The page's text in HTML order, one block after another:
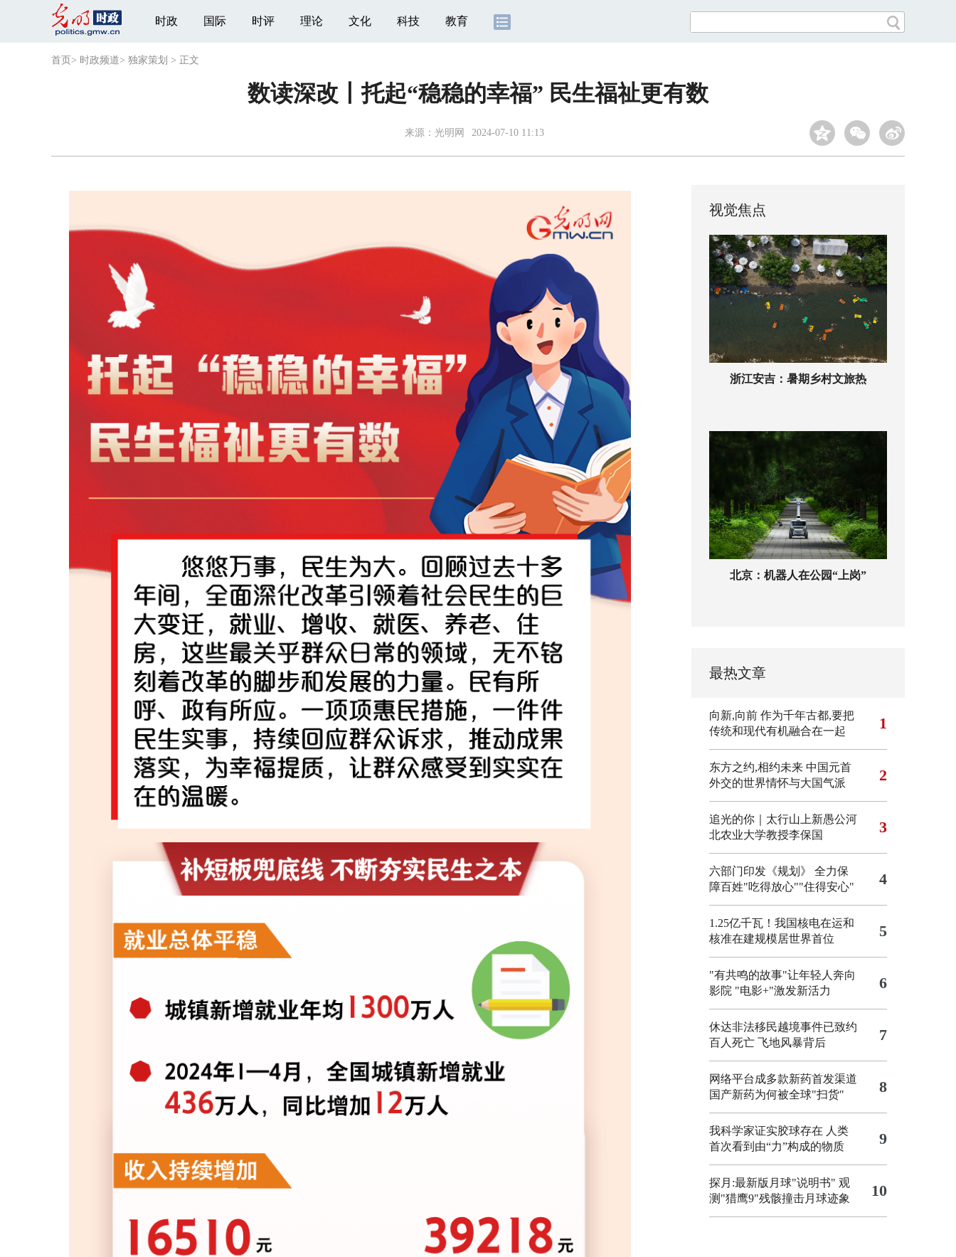
时政 国际 时评 理论 文化 科技 教育
首页 > 时政频道> 独家策划 > 正文
数读深改丨托起“稳稳的幸福” 民生福祉更有数
来源： 光明网 2024-07-10 11:13
视觉焦点
浙江安吉：暑期乡村文旅热
北京：机器人在公园“上岗”
最热文章
向新,向前 作为千年古都,要把
传统和现代有机融合在一起
1
东方之约,相约未来 中国元首
外交的世界情怀与大国气派
2
追光的你｜太行山上新愚公河
北农业大学教授李保国
3
六部门印发《规划》 全力保
障百姓"吃得放心""住得安心"
4
1.25亿千瓦！我国核电在运和
核准在建规模居世界首位
5
"有共鸣的故事"让年轻人奔向
影院 "电影+"激发新活力 6
休达非法移民越境事件已致约
百人死亡 飞地风暴背后 7
网络平台成多款新药首发渠道
国产新药为何被全球"扫货"
8
我科学家证实胶球存在 人类
首次看到由“力”构成的物质
9
探月:最新版月球"说明书" 观
测"猎鹰9"残骸撞击月球迹象
10